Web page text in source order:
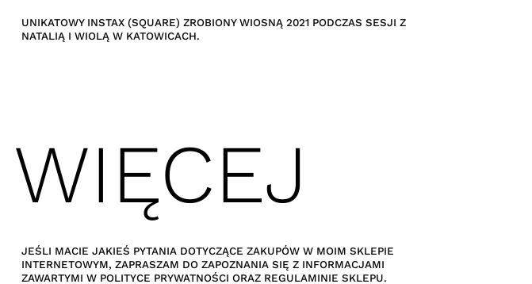
UNIKATOWY INSTAX (SQUARE) ZROBIONY WIOSNĄ 2021 PODCZAS SESJI Z
NATALIĄ I WIOLĄ W KATOWICACH.
WIĘCEJ
JEŚLI MACIE JAKIEŚ PYTANIA DOTYCZĄCE ZAKUPÓW W MOIM SKLEPIE
INTERNETOWYM, ZAPRASZAM DO ZAPOZNANIA SIĘ Z INFORMACJAMI
ZAWARTYMI W POLITYCE PRYWATNOŚCI ORAZ REGULAMINIE SKLEPU.